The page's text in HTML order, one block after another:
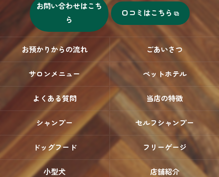
お問い合わせはこち
ら
口コミはこちら
お預かりからの流れ ごあいさつ
サロンメニュー ペットホテル
よくある質問 当店の特徴
シャンプー セルフシャンプー
ドッグフード フリーゲージ
小型犬 店舗紹介